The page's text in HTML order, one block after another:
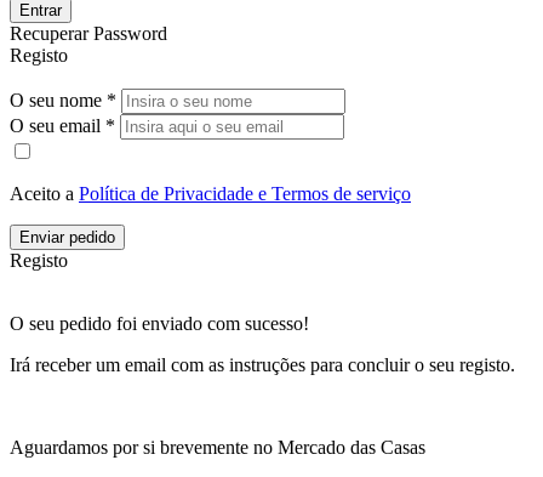
Entrar
Recuperar Password
Registo
O seu nome *
O seu email *
Aceito a Política de Privacidade e Termos de serviço
Enviar pedido
Registo
O seu pedido foi enviado com sucesso!
Irá receber um email com as instruções para concluir o seu registo.
Aguardamos por si brevemente no Mercado das Casas